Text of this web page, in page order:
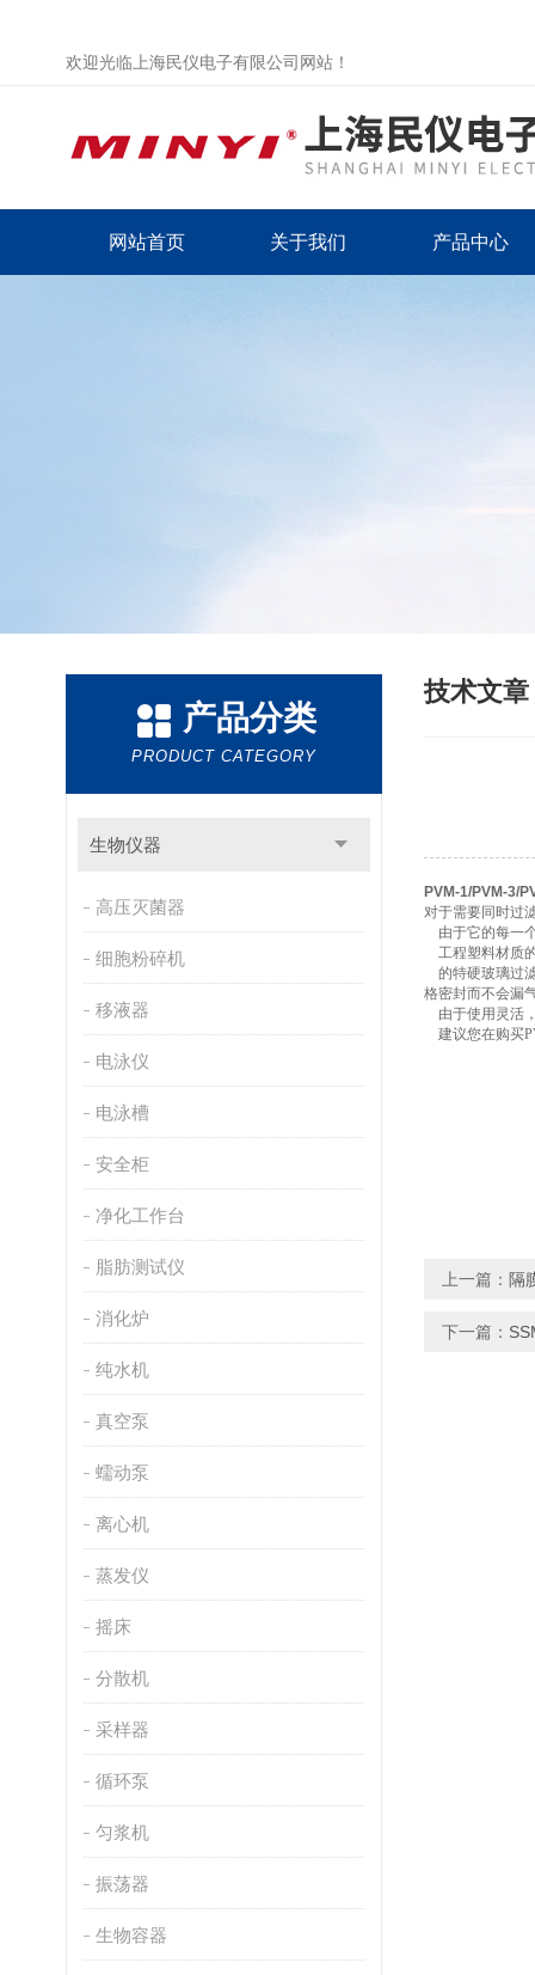
欢迎光临上海民仪电子有限公司网站！
网站首页 关于我们 产品中心
产品分类
PRODUCT CATEGORY
生物仪器
高压灭菌器
细胞粉碎机
移液器
电泳仪
电泳槽
安全柜
净化工作台
脂肪测试仪
消化炉
纯水机
真空泵
蠕动泵
离心机
蒸发仪
摇床
分散机
采样器
循环泵
匀浆机
振荡器
生物容器
技术文章
PVM-1/PVM-3/
对于需要同时过
由于它的每一
工程塑料材质
的特硬玻璃过
格密封而不会漏
由于使用灵活
建议您在购买
上一篇： 隔
下一篇：